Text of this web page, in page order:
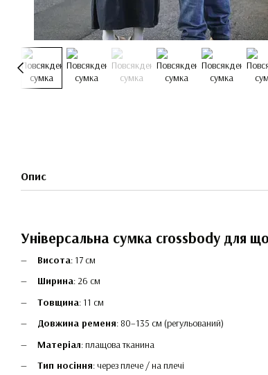
Опис
Універсальна сумка crossbody для
Висота: 17 см
Ширина: 26 см
Товщина: 11 см
Довжина ременя: 80–135 см (регульований)
Матеріал: плащова тканина
Тип носіння: через плече / на плечі